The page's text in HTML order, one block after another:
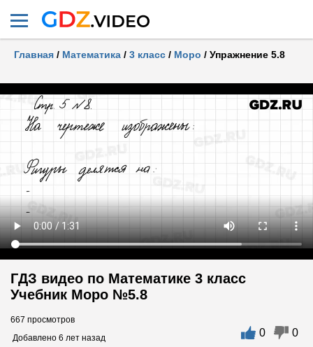
Главная / Математика / 3 класс / Моро / Упражнение 5.8
ГДЗ видео по Математике 3 класс
Учебник Моро №5.8
667 просмотров
Добавлено 6 лет назад
0 0